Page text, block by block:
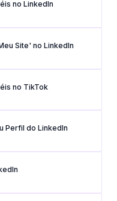
no LinkedIn
Site' no LinkedIn
no TikTok
Perfil do LinkedIn